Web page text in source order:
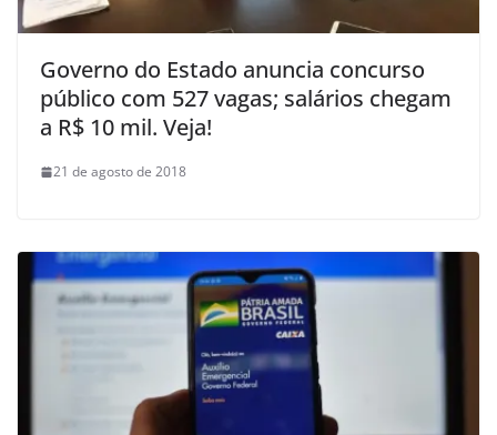
Governo do Estado anuncia concurso
público com 527 vagas; salários chegam
a R$ 10 mil. Veja!
21 de agosto de 2018